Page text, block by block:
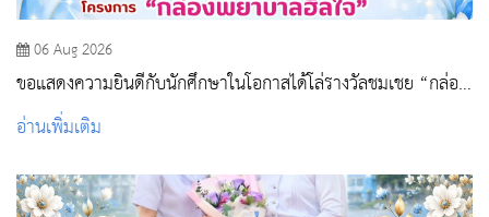
06 Aug 2026
ขอแสดงความยินดีกับนักศึกษาในโอกาสได้โล่รางวัลชมเชย “กล่อง
พยาบาลฮีลใจ”
อ่านเพิ่มเติม